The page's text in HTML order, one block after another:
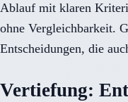
Ablauf mit klaren
ohne Vergleichbarkeit.
Entscheidungen, die
Vertiefung: